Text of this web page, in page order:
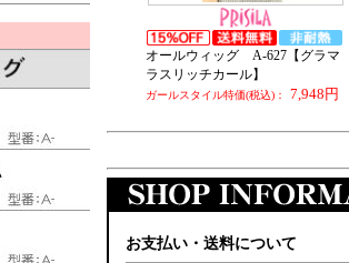
オールウィッグ A-627【グラマ
ラスリッチカール】
ガールスタイル特価(税込)： 7,948円
お支払い・送料について